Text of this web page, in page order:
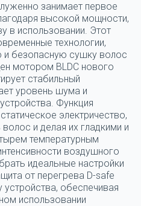
занимает первое
высокой мощности,
в использовании. Этот
технологии,
безопасную сушку волос
мотором BLDC нового
стабильный
уровень шума и
Функция
электричество,
и делая их гладкими и
температурным
воздушного
идеальные настройки
от перегрева D-safe
устройства, обеспечивая
использовании